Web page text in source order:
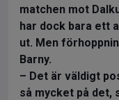
matchen mot
har dock bara ett
ut. Men
Barny.
– Det är väldigt
så mycket på det,